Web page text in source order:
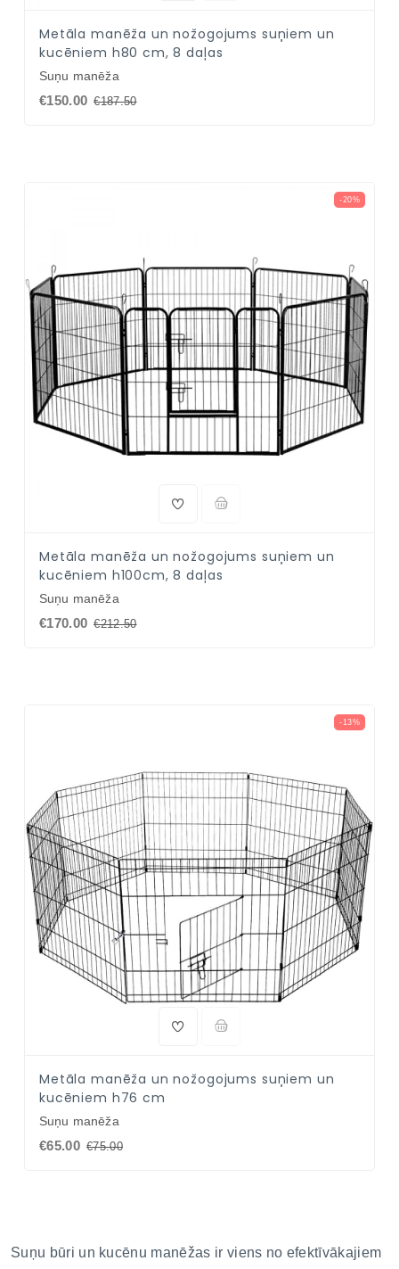
Metāla manēža un nožogojums suņiem un
kucēniem h80 cm, 8 daļas
Suņu manēža
€150.00 €187.50
-20%
Metāla manēža un nožogojums suņiem un
kucēniem h100cm, 8 daļas
Suņu manēža
€170.00 €212.50
-13%
Metāla manēža un nožogojums suņiem un
kucēniem h76 cm
Suņu manēža
€65.00 €75.00
Suņu būri un kucēnu manēžas ir viens no efektīvākajiem